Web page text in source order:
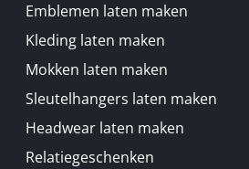
Emblemen laten maken
Kleding laten maken
Mokken laten maken
Sleutelhangers laten maken
Headwear laten maken
Relatiegeschenken